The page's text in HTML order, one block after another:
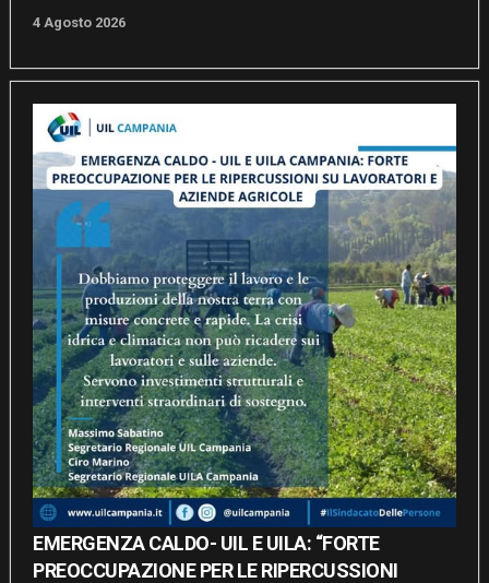
4 Agosto 2026
EMERGENZA CALDO- UIL E UILA: “FORTE
PREOCCUPAZIONE PER LE RIPERCUSSIONI